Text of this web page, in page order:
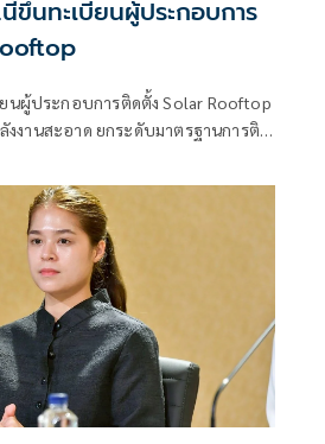
ขึ้นทะเบียนผู้ประกอบการ
นผู้ประกอบการติดตั้ง Solar Rooftop
งงานสะอาด ยกระดับมาตรฐานการติด